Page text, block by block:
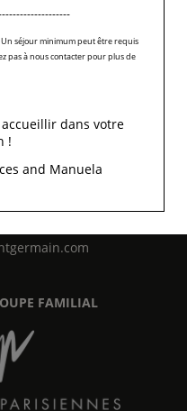
Paris
FAMILIAL
Un séjour minimum peut être requis
pas à nous contacter pour plus de
dans votre
!
and Manuela